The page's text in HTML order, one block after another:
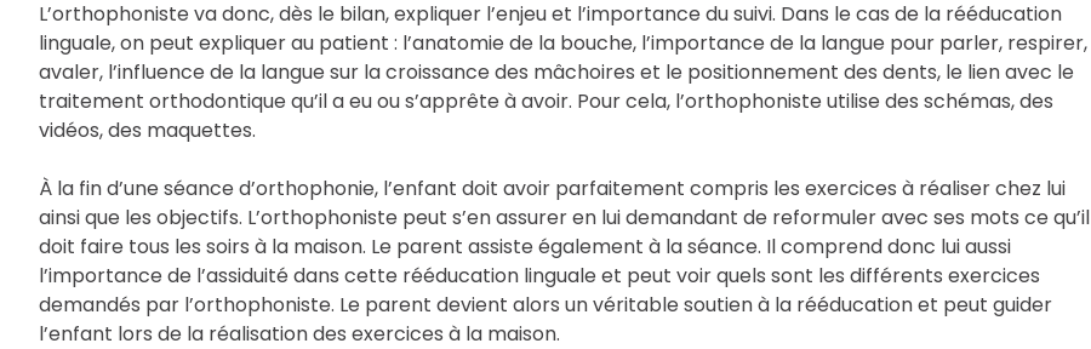
L’orthophoniste va donc, dès le bilan, expliquer l’enjeu et l’importance du suivi. Dans le cas de la rééducation
linguale, on peut expliquer au patient : l’anatomie de la bouche, l’importance de la langue pour parler, respirer,
avaler, l’influence de la langue sur la croissance des mâchoires et le positionnement des dents, le lien avec le
traitement orthodontique qu’il a eu ou s’apprête à avoir. Pour cela, l’orthophoniste utilise des schémas, des
vidéos, des maquettes.
À la fin d’une séance d’orthophonie, l’enfant doit avoir parfaitement compris les exercices à réaliser chez lui
ainsi que les objectifs. L’orthophoniste peut s’en assurer en lui demandant de reformuler avec ses mots ce qu’il
doit faire tous les soirs à la maison. Le parent assiste également à la séance. Il comprend donc lui aussi
l’importance de l’assiduité dans cette rééducation linguale et peut voir quels sont les différents exercices
demandés par l’orthophoniste. Le parent devient alors un véritable soutien à la rééducation et peut guider
l’enfant lors de la réalisation des exercices à la maison.